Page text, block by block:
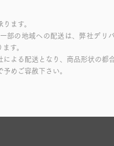
ます。
部の地域への配送は、弊社デリ
す。
による配送となり、商品形状の都
めご容赦下さい。